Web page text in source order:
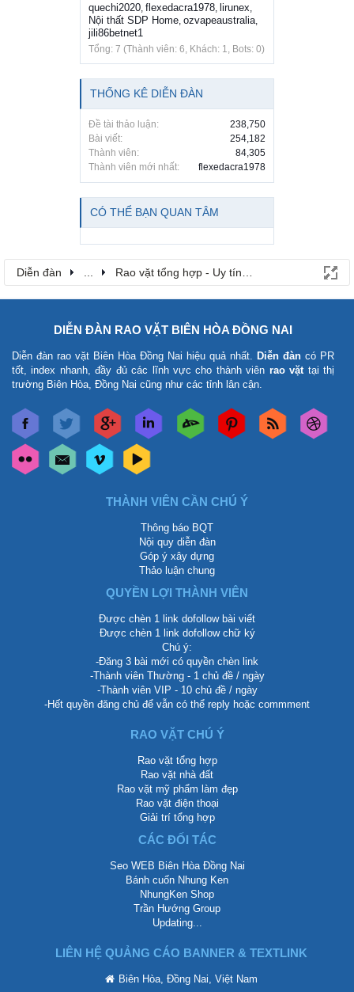
quechi2020 flexedacra1978 lirunex
Nội thất SDP Home ozvapeaustralia
jili86betnet1
Tổng: 7 (Thành viên: 6, Khách: 1, Bots: 0)
THỐNG KÊ DIỄN ĐÀN
Đề tài thảo luận:
238,750
Bài viết:
254,182
Thành viên:
84,305
Thành viên mới nhất:
flexedacra1978
CÓ THỂ BẠN QUAN TÂM
Diễn đàn Rao vặt tổng hợp - Uy tín - Miễn phí
DIỄN ĐÀN RAO VẶT BIÊN HÒA ĐỒNG NAI
Diễn đàn rao vặt Biên Hòa Đồng Nai hiệu quả nhất. Diễn đàn có PR
tốt, index nhanh, đầy đủ các lĩnh vực cho thành viên rao vặt tại thị
trường Biên Hòa, Đồng Nai cũng như các tỉnh lân cận.
THÀNH VIÊN CẦN CHÚ Ý
Thông báo BQT
Nội quy diễn đàn
Góp ý xây dựng
Thảo luận chung
QUYỀN LỢI THÀNH VIÊN
Được chèn 1 link dofollow bài viết
Được chèn 1 link dofollow chữ ký
Chú ý:
-Đăng 3 bài mới có quyền chèn link
-Thành viên Thường - 1 chủ đề / ngày
-Thành viên VIP - 10 chủ đề / ngày
-Hết quyền đăng chủ để vẫn có thể reply hoặc commment
RAO VẶT CHÚ Ý
Rao vặt tổng hợp
Rao vặt nhà đất
Rao vặt mỹ phẩm làm đẹp
Rao vặt điện thoại
Giải trí tổng hợp
CÁC ĐỐI TÁC
Seo WEB Biên Hòa Đồng Nai
Bánh cuốn Nhung Ken
NhungKen Shop
Trần Hướng Group
Updating...
LIÊN HỆ QUẢNG CÁO BANNER & TEXTLINK
Biên Hòa, Đồng Nai, Việt Nam